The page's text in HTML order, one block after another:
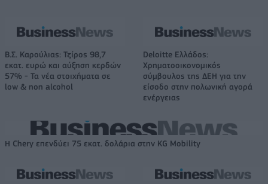
Β.Σ. Καρούλιας: Τζίρος 98,7
εκατ. ευρώ και αύξηση κερδών
57% - Τα νέα στοιχήματα σε
low & non alcohol
Deloitte Ελλάδος:
Χρηματοοικονομικός
σύμβουλος της ΔΕΗ για την
είσοδο στην πολωνική αγορά
ενέργειας
Η Chery επενδύει 75 εκατ. δολάρια στην KG Mobility